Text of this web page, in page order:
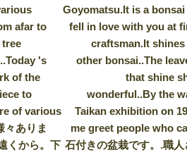
afar to
tree
's
of the
to
of various
ありま
くから。下
Goyomatsu.It is a
fell in love with you at
craftsman.It
other bonsai..The
that shine
wonderful..By the
Taikan exhibition on
me greet people who
石付きの盆栽です。.職